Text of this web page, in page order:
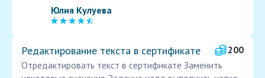
Юлия Кулуева
Редактирование текста в сертификате
200
Отредактировать текст в сертификате Заменить